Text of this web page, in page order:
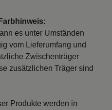
es unter Umständen
vom Lieferumfang und
Zwischenträger
zusätzlichen Träger sind
Produkte werden in